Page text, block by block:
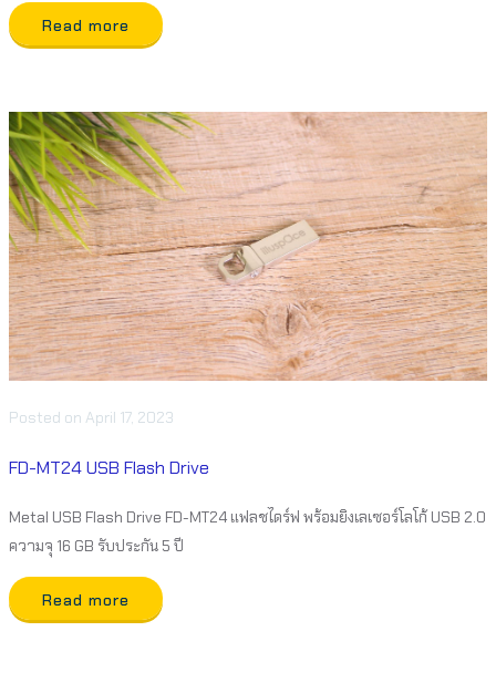
Read more
Posted on April 17, 2023
FD-MT24 USB Flash Drive
Metal USB Flash Drive FD-MT24 แฟลชไดร์ฟ พร้อมยิงเลเซอร์โลโก้ USB 2.0
ความจุ 16 GB รับประกัน 5 ปี
Read more